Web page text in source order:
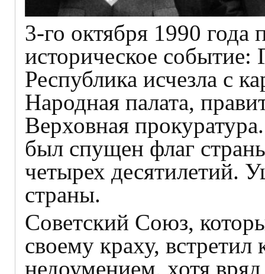
3-го октября 1990 года
историческое событие:
Республика исчезла с
Народная палата,
Верховная
был спущен флаг
четырех десятилетий.
страны.
Советский Союз,
своему краху,
недоумением, хотя